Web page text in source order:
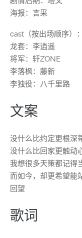
海报：言采
cast（按出场顺序）：
龙套：李逍遥
将军：轩ZONE
李落枫：藤新
李独役：八千里路
文案
没什么比约定更根深
没什么比回家更触动
我想很多天策都记得
而如今，却更希望能
回望
歌词